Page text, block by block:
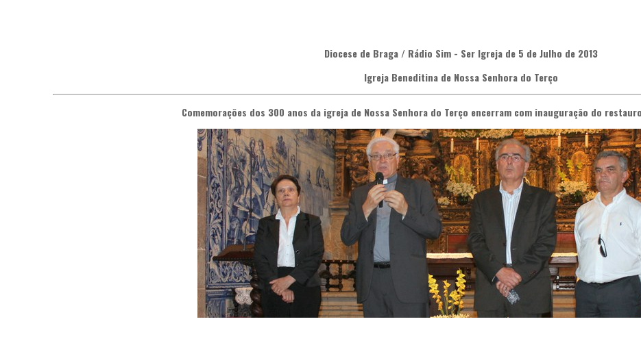
Diocese de Braga / Rádio Sim - Ser Igreja de 5 de Julho de 2013
Igreja Beneditina de Nossa Senhora do Terço
Comemorações dos 300 anos da igreja de Nossa Senhora do Terço encerram com inauguração do